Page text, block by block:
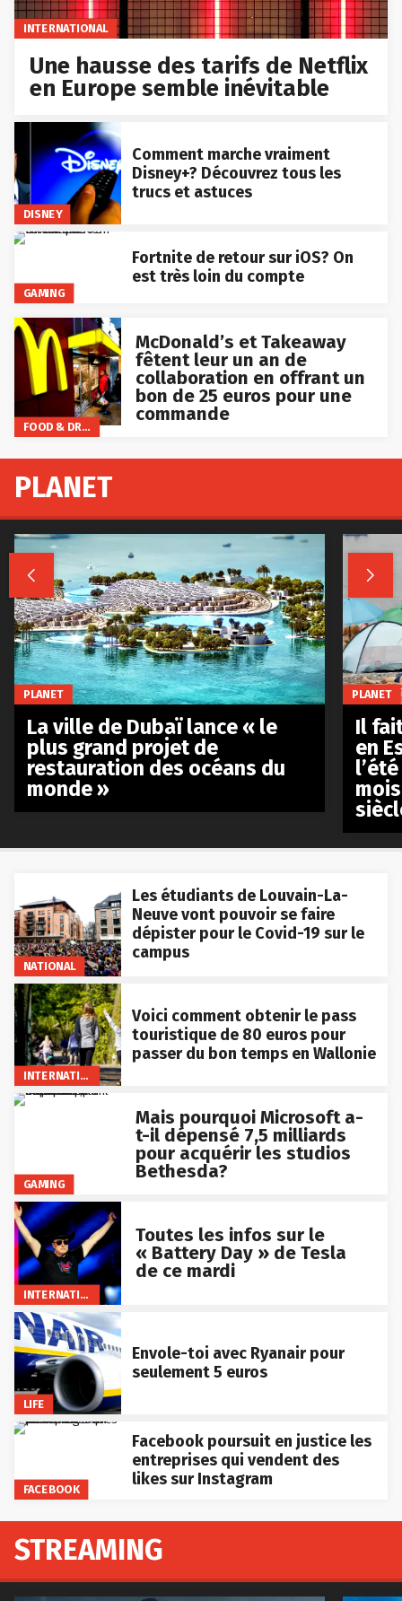
INTERNATIONAL
Une hausse des tarifs de Netflix
en Europe semble inévitable
DISNEY
Comment marche vraiment
Disney+? Découvrez tous les
trucs et astuces
GAMING
Fortnite de retour sur iOS? On
est très loin du compte
FOOD & DRINKS
McDonald’s et Takeaway
fêtent leur un an de
collaboration en offrant un
bon de 25 euros pour une
commande
NATIONAL
Les étudiants de Louvain-La-
Neuve vont pouvoir se faire
dépister pour le Covid-19 sur le
campus
INTERNATIONAL
Voici comment obtenir le pass
touristique de 80 euros pour
passer du bon temps en Wallonie
GAMING
Mais pourquoi Microsoft a-
t-il dépensé 7,5 milliards
pour acquérir les studios
Bethesda?
INTERNATIONAL
Toutes les infos sur le
« Battery Day » de Tesla
de ce mardi
LIFE
Envole-toi avec Ryanair pour
seulement 5 euros
FACEBOOK
Facebook poursuit en justice les
entreprises qui vendent des
likes sur Instagram
PLANET
 
PLANET
La ville de Dubaï lance « le
plus grand projet de
restauration des océans du
monde »
PLANET
Il
en
STREAMING